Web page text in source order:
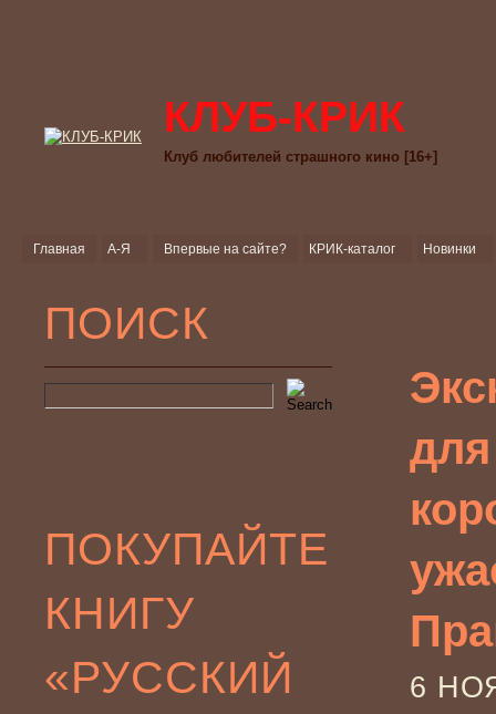
КЛУБ-КРИК
Клуб любителей страшного кино [16+]
Главная А-Я Впервые на сайте? КРИК-каталог Новинки
ПОИСК
ПОКУПАЙТЕ
КНИГУ
«РУССКИЙ
6